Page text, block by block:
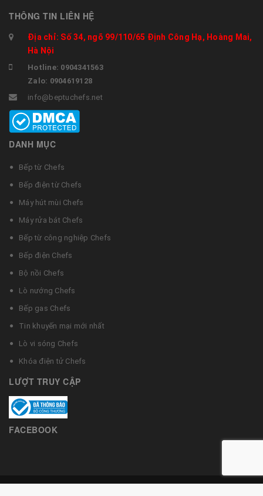
THÔNG TIN LIÊN HỆ
Địa chỉ: Số 34, ngõ 99/110/65 Định Công Hạ, Hoàng Mai,
Hà Nội
Hotline: 0904341563
Zalo: 0904619128
info@beptuchefs.net
DANH MỤC
Bếp từ Chefs
Bếp điện từ Chefs
Máy hút mùi Chefs
Máy rửa bát Chefs
Bếp từ công nghiệp Chefs
Bếp điện Chefs
Bộ nồi Chefs
Lò nướng Chefs
Bếp gas Chefs
Tin khuyến mại mới nhất
Lò vi sóng Chefs
Khóa điện tử Chefs
LƯỢT TRUY CẬP
FACEBOOK